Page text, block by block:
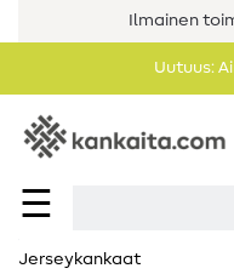
Ilmainen
Uutuus:
☰
Jerseykankaat